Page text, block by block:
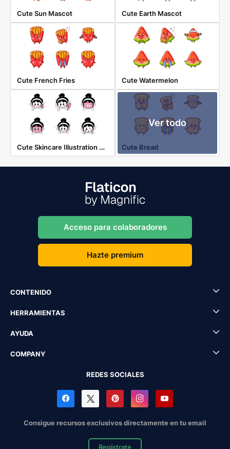
Cute Sun Mascot Cute Earth Mascot
Cute French Fries Cute Watermelon
Cute Skincare Illustration Stickers
Ver todo
Cute Bread
Acceso para colaboradores
Hazte premium
CONTENIDO
HERRAMIENTAS
AYUDA
COMPANY
REDES SOCIALES
Consigue recursos exclusivos directamente en tu email
Regístrate